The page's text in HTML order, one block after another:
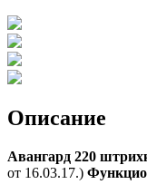
Описание
Авангард 220
от 16.03.17.)